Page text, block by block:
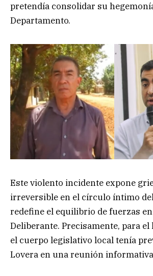
pretendía consolidar su
Departamento.
Este violento incidente expone
irreversible en el círculo íntimo
redefine el equilibrio de fuerzas
Deliberante. Precisamente, para el
el cuerpo legislativo local tenía
Lovera en una reunión